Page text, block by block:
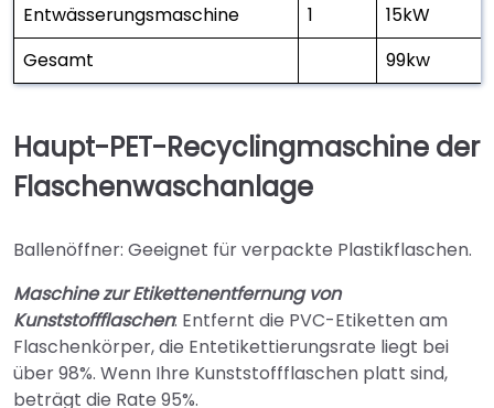
Entwässerungsmaschine
1
15kW
Gesamt
99kw
Haupt-PET-Recyclingmaschine der
Flaschenwaschanlage
Ballenöffner: Geeignet für verpackte Plastikflaschen.
Maschine zur Etikettenentfernung von
Kunststoffflaschen: Entfernt die PVC-Etiketten am
Flaschenkörper, die Entetikettierungsrate liegt bei
über 98%. Wenn Ihre Kunststoffflaschen platt sind,
beträgt die Rate 95%.